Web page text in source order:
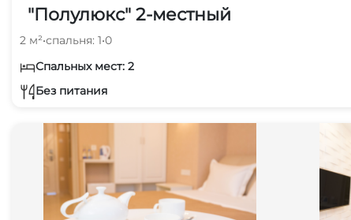
"Полулюкс" 2-местный
2 м²•спальня: 1•0
Спальных мест: 2
Без питания